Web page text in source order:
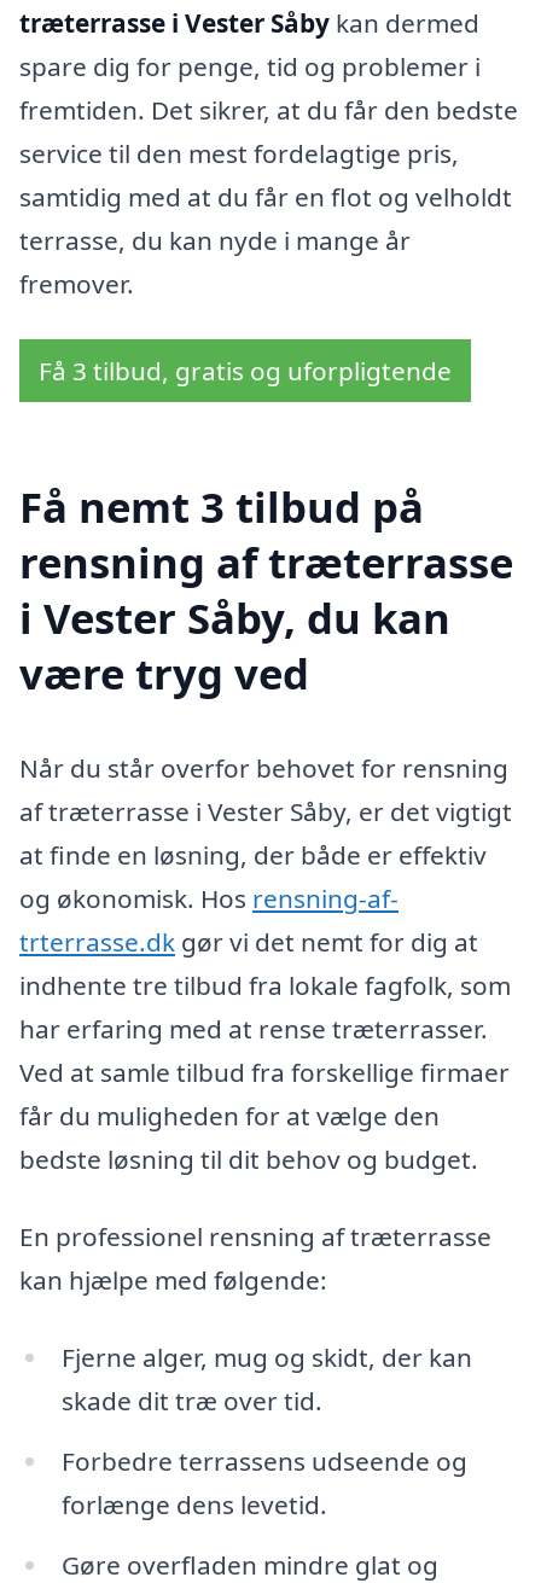
træterrasse i Vester Såby kan dermed
spare dig for penge, tid og problemer i
fremtiden. Det sikrer, at du får den bedste
service til den mest fordelagtige pris,
samtidig med at du får en flot og velholdt
terrasse, du kan nyde i mange år
fremover.
Få 3 tilbud, gratis og uforpligtende
Få nemt 3 tilbud på
rensning af træterrasse
i Vester Såby, du kan
være tryg ved
Når du står overfor behovet for rensning
af træterrasse i Vester Såby, er det vigtigt
at finde en løsning, der både er effektiv
og økonomisk. Hos rensning-af-
trterrasse.dk gør vi det nemt for dig at
indhente tre tilbud fra lokale fagfolk, som
har erfaring med at rense træterrasser.
Ved at samle tilbud fra forskellige firmaer
får du muligheden for at vælge den
bedste løsning til dit behov og budget.
En professionel rensning af træterrasse
kan hjælpe med følgende:
Fjerne alger, mug og skidt, der kan
skade dit træ over tid.
Forbedre terrassens udseende og
forlænge dens levetid.
Gøre overfladen mindre glat og